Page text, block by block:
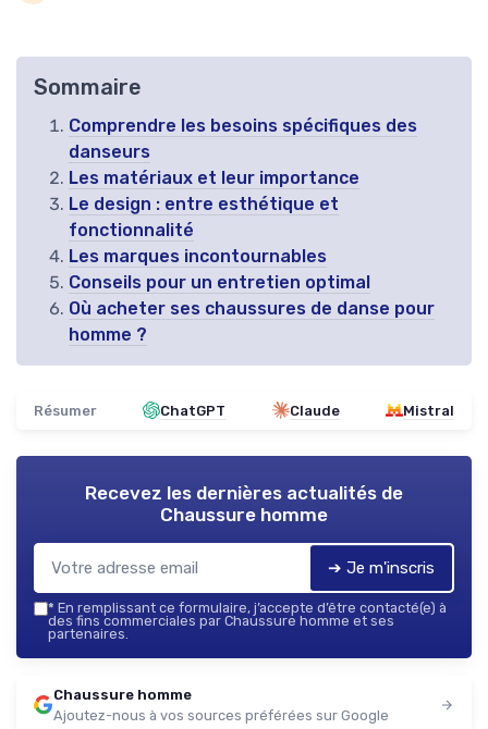
Sommaire
Comprendre les besoins spécifiques des
danseurs
Les matériaux et leur importance
Le design : entre esthétique et
fonctionnalité
Les marques incontournables
Conseils pour un entretien optimal
Où acheter ses chaussures de danse pour
homme ?
Résumer ChatGPT Claude Mistral
Recevez les dernières actualités de
Chaussure homme
➔ Je m'inscris
* En remplissant ce formulaire, j’accepte d’être contacté(e) à
des fins commerciales par Chaussure homme et ses
partenaires.
Chaussure homme
Ajoutez-nous à vos sources préférées sur Google